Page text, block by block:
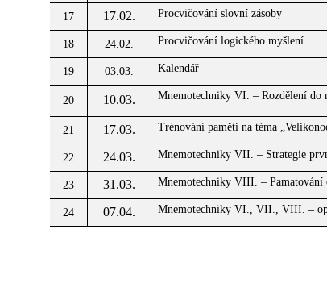
17 17.02. Procvičování slovní zásoby
18 24.02. Procvičování logického myšlení
19 03.03. Kalendář
20 10.03. Mnemotechniky VI. – Rozdělení do
21 17.03. Trénování paměti na téma
22 24.03. Mnemotechniky VII. – Strategie
23 31.03. Mnemotechniky VIII. – Pamatování
24 07.04. Mnemotechniky VI., VII., VIII. –